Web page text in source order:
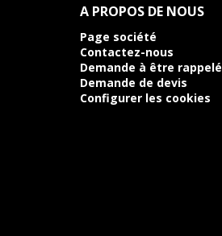
A PROPOS DE NOUS
Page société
Contactez-nous
Demande à être rappelé
Demande de devis
Configurer les cookies